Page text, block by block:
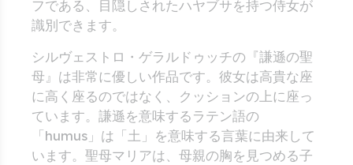
フである、目隠しされたハヤブサを持つ侍女が
識別できます。
シルヴェストロ・ゲラルドゥッチの『謙遜の聖
母』は非常に優しい作品です。彼女は高貴な座
に高く座るのではなく、クッションの上に座っ
ています。謙遜を意味するラテン語の
「humus」は「土」を意味する言葉に由来して
います。聖母マリアは、母親の胸を見つめる子